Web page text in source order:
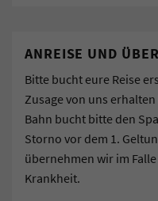
ANREISE UND
Bitte bucht eure Reise
Zusage von uns
Bahn bucht bitte den
Storno vor dem 1.
übernehmen wir im
Krankheit.